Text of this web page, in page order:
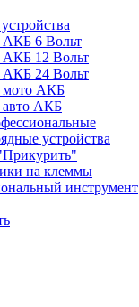
АКБ 6 Вольт
АКБ 12 Вольт
АКБ 24 Вольт
мото АКБ
авто АКБ
устройства
на клеммы
инструмент